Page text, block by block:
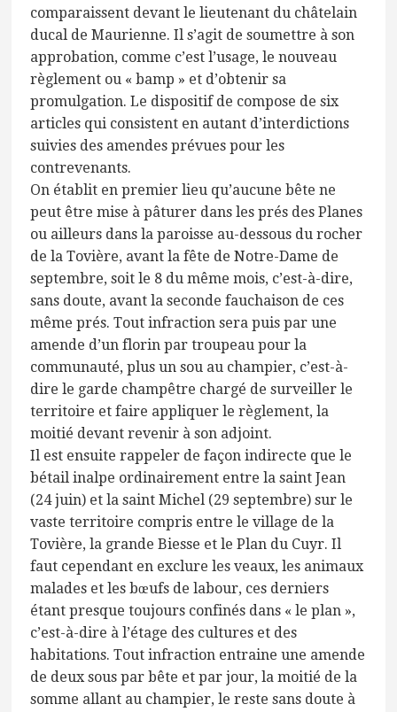
comparaissent devant le lieutenant du châtelain
ducal de Maurienne. Il s’agit de soumettre à son
approbation, comme c’est l’usage, le nouveau
règlement ou « bamp » et d’obtenir sa
promulgation. Le dispositif de compose de six
articles qui consistent en autant d’interdictions
suivies des amendes prévues pour les
contrevenants.
On établit en premier lieu qu’aucune bête ne
peut être mise à pâturer dans les prés des Planes
ou ailleurs dans la paroisse au-dessous du rocher
de la Tovière, avant la fête de Notre-Dame de
septembre, soit le 8 du même mois, c’est-à-dire,
sans doute, avant la seconde fauchaison de ces
même prés. Tout infraction sera puis par une
amende d’un florin par troupeau pour la
communauté, plus un sou au champier, c’est-à-
dire le garde champêtre chargé de surveiller le
territoire et faire appliquer le règlement, la
moitié devant revenir à son adjoint.
Il est ensuite rappeler de façon indirecte que le
bétail inalpe ordinairement entre la saint Jean
(24 juin) et la saint Michel (29 septembre) sur le
vaste territoire compris entre le village de la
Tovière, la grande Biesse et le Plan du Cuyr. Il
faut cependant en exclure les veaux, les animaux
malades et les bœufs de labour, ces derniers
étant presque toujours confinés dans « le plan »,
c’est-à-dire à l’étage des cultures et des
habitations. Tout infraction entraine une amende
de deux sous par bête et par jour, la moitié de la
somme allant au champier, le reste sans doute à